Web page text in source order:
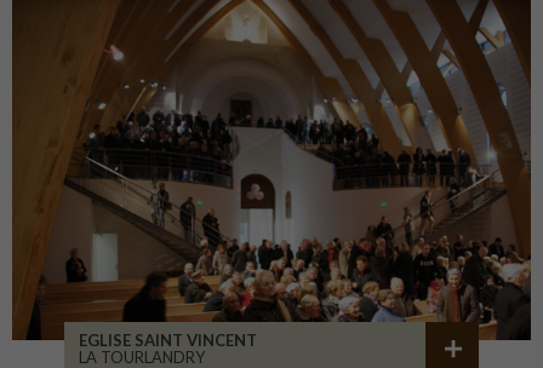
EGLISE SAINT VINCENT
LA TOURLANDRY